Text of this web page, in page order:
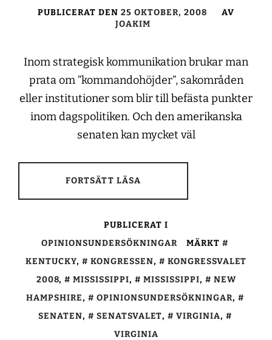
PUBLICERAT DEN 25 OKTOBER, 2008
AV
JOAKIM
Inom strategisk kommunikation brukar man
prata om ”kommandohöjder”, sakområden
eller institutioner som blir till befästa punkter
inom dagspolitiken. Och den amerikanska
senaten kan mycket väl
FORTSÄTT LÄSA
PUBLICERAT I
OPINIONSUNDERSÖKNINGAR
MÄRKT
KENTUCKY, KONGRESSEN,
KONGRESSVALET
2008, MISSISSIPPI, MISSISSIPPI,
NEW
HAMPSHIRE, OPINIONSUNDERSÖKNINGAR,
SENATEN, SENATSVALET, VIRGINIA,
VIRGINIA